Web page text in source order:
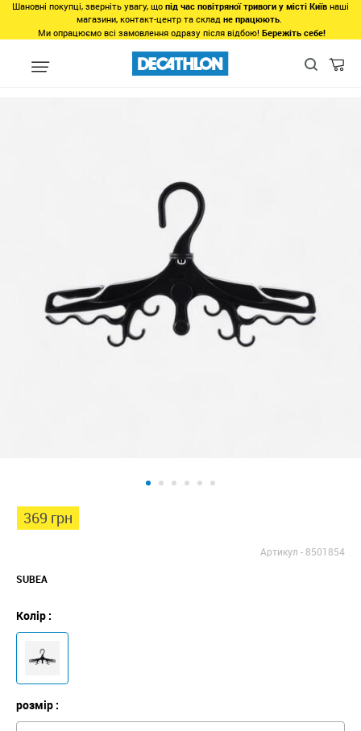
Шановні покупці, зверніть увагу, що під час повітряної тривоги у місті Київ наші
магазини, контакт-центр та склад не працюють.
Ми опрацюємо всі замовлення одразу після відбою! Бережіть себе!
Останні розміри Останні розміри все для плавання
369 грн
Артикул -8501854
SUBEA
Колір :
розмір :